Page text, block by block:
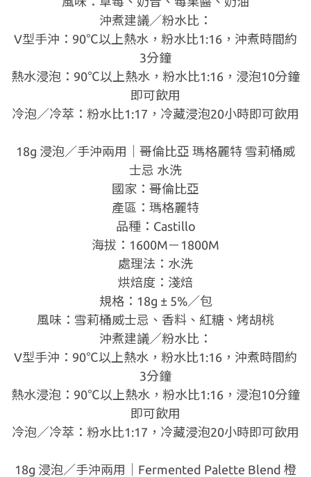
沖煮建議／粉水比：
V型手沖：90℃以上熱水，粉水比1:16，沖煮時間約
3分鐘
熱水浸泡：90℃以上熱水，粉水比1:16，浸泡10分鐘
即可飲用
冷泡／冷萃：粉水比1:17，冷藏浸泡20小時即可飲用
18g 浸泡／手沖兩用｜哥倫比亞 瑪格麗特 雪莉桶威
士忌 水洗
國家：哥倫比亞
產區：瑪格麗特
品種：Castillo
海拔：1600M－1800M
處理法：水洗
烘焙度：淺焙
規格：18g ± 5%／包
風味：雪莉桶威士忌、香料、紅糖、烤胡桃
沖煮建議／粉水比：
V型手沖：90℃以上熱水，粉水比1:16，沖煮時間約
3分鐘
熱水浸泡：90℃以上熱水，粉水比1:16，浸泡10分鐘
即可飲用
冷泡／冷萃：粉水比1:17，冷藏浸泡20小時即可飲用
18g 浸泡／手沖兩用｜Fermented Palette Blend 橙